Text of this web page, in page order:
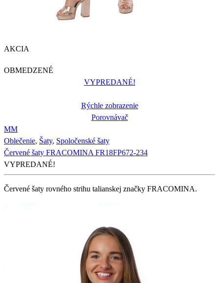
AKCIA
OBMEDZENÉ
VYPREDANÉ!
Rýchle zobrazenie
Porovnávač
MM
Oblečenie, Šaty, Spoločenské šaty
Červené šaty FRACOMINA FR18FP672-234
VYPREDANÉ!
Červené šaty rovného strihu talianskej značky FRACOMINA.